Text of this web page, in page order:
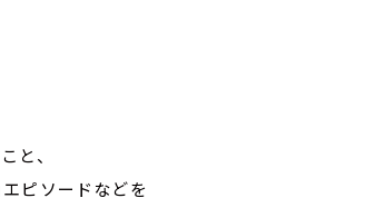
と、
ピソードなどを